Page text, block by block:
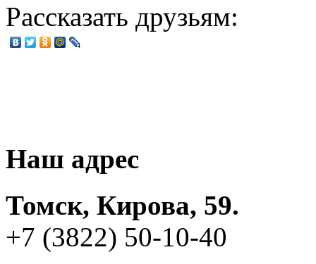
Рассказать друзьям:
Наш адрес
Томск, Кирова, 59.
+7 (3822) 50-10-40